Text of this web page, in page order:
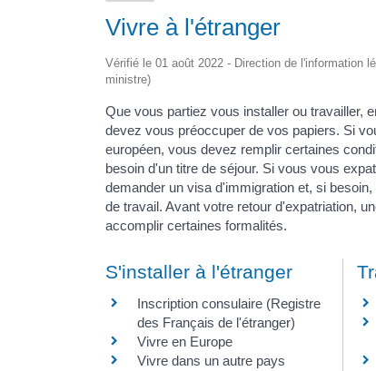
Vivre à l'étranger
Vérifié le 01 août 2022 - Direction de l'information
ministre)
Que vous partiez vous installer ou travailler,
devez vous préoccuper de vos papiers. Si
européen, vous devez remplir certaines
besoin d'un titre de séjour. Si vous vous
demander un visa d'immigration et, si
de travail. Avant votre retour d'expatriation,
accomplir certaines formalités.
S'installer à l'étranger
Inscription consulaire (Registre
des Français de l'étranger)
Vivre en Europe
Vivre dans un autre pays